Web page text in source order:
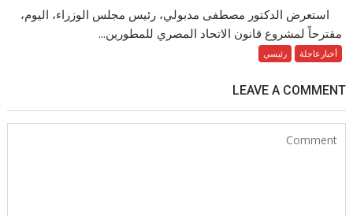
استعرض الدكتور مصطفى مدبولي، رئيس مجلس الوزراء، اليوم،
مقترحاً لمشروع قانون الاتحاد المصري للمطورين...
أخبارعاجلة رئيسي
LEAVE A COMMENT